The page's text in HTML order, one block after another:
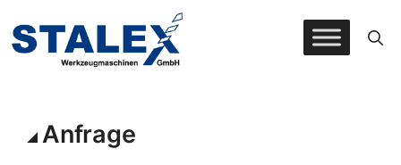
Inhalt
springen
Anfrage